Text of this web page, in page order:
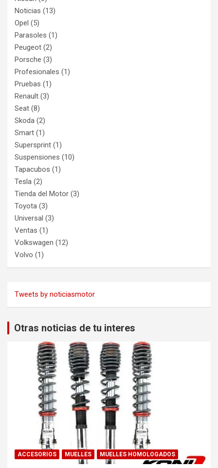
Noticias (13)
Opel (5)
Parasoles (1)
Peugeot (2)
Porsche (3)
Profesionales (1)
Pruebas (1)
Renault (3)
Seat (8)
Skoda (2)
Smart (1)
Supersprint (1)
Suspensiones (10)
Tapacubos (1)
Tesla (2)
Tienda del Motor (3)
Toyota (3)
Universal (3)
Ventas (1)
Volkswagen (12)
Volvo (1)
Tweets by noticiasmotor
Otras noticias de tu interes
ACCESORIOS MUELLES MUELLES HOMOLOGADOS